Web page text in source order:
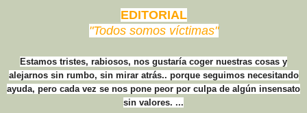
EDITORIAL
"Todos somos víctimas"
Estamos tristes, rabiosos, nos gustaría coger nuestras cosas y
alejarnos sin rumbo, sin mirar atrás.. porque seguimos necesitando
ayuda, pero cada vez se nos pone peor por culpa de algún insensato
sin valores. ...